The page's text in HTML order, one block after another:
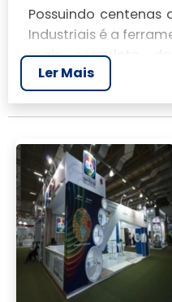
Possuindo centenas
Industriais é a
mais completo da
realizar um
clique em um ou
seguir:
Ler Mais